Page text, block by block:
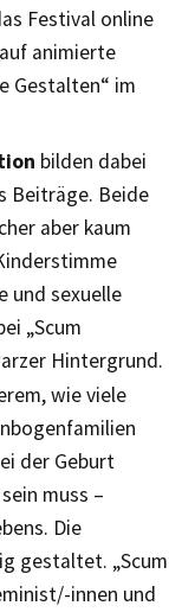
Festival online
animierte
Gestalten“ im
bilden dabei
Beiträge. Beide
aber kaum
und sexuelle
„Scum
Hintergrund.
wie viele
der Geburt
muss –
Die
gestaltet. „Scum
innen und